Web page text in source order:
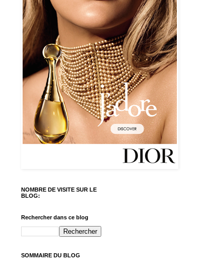
NOMBRE DE VISITE SUR LE
BLOG:
Rechercher dans ce blog
SOMMAIRE DU BLOG